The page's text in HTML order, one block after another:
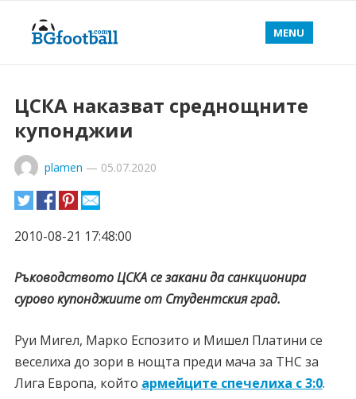
MENU
ЦСКА наказват среднощните
купонджии
plamen — 05.07.2020
2010-08-21 17:48:00
Ръководството ЦСКА се закани да санкционира
сурово купонджиите от Студентския град.
Руи Мигел, Марко Еспозито и Мишел Платини се
веселиха до зори в нощта преди мача за ТНС за
Лига Европа, който армейците спечелиха с 3:0.